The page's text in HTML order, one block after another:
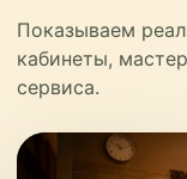
Показываем
кабинеты,
сервиса.